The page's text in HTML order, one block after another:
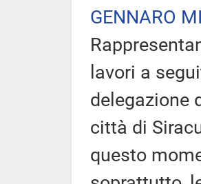
GENNARO
lavori a
delegazione
città di
questo